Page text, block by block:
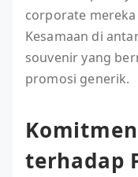
corporate mereka
Kesamaan di
souvenir yang
promosi generik.
terhadap